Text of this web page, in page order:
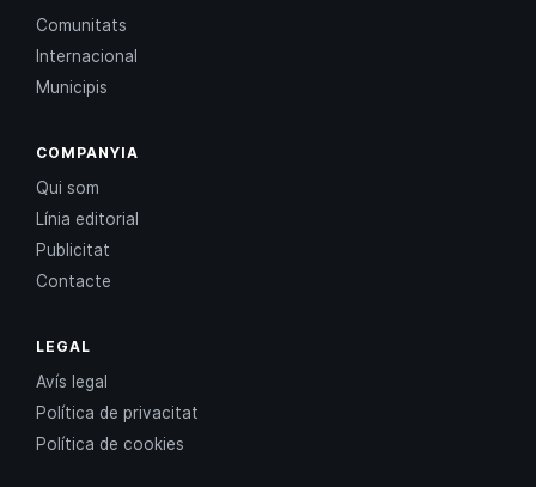
Comunitats
Internacional
Municipis
COMPANYIA
Qui som
Línia editorial
Publicitat
Contacte
LEGAL
Avís legal
Política de privacitat
Política de cookies